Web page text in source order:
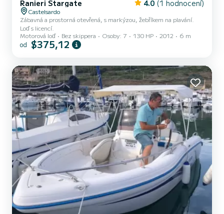
Ranieri Stargate 4.0 (1 hodnocení)
Castelsardo
Zábavná a prostorná otevřená, s markýzou, žebříkem na plavání.
Loď s licencí.
Motorová loď
Bez skippera Osoby: 7 130 HP 2012 6 m
od $375,12